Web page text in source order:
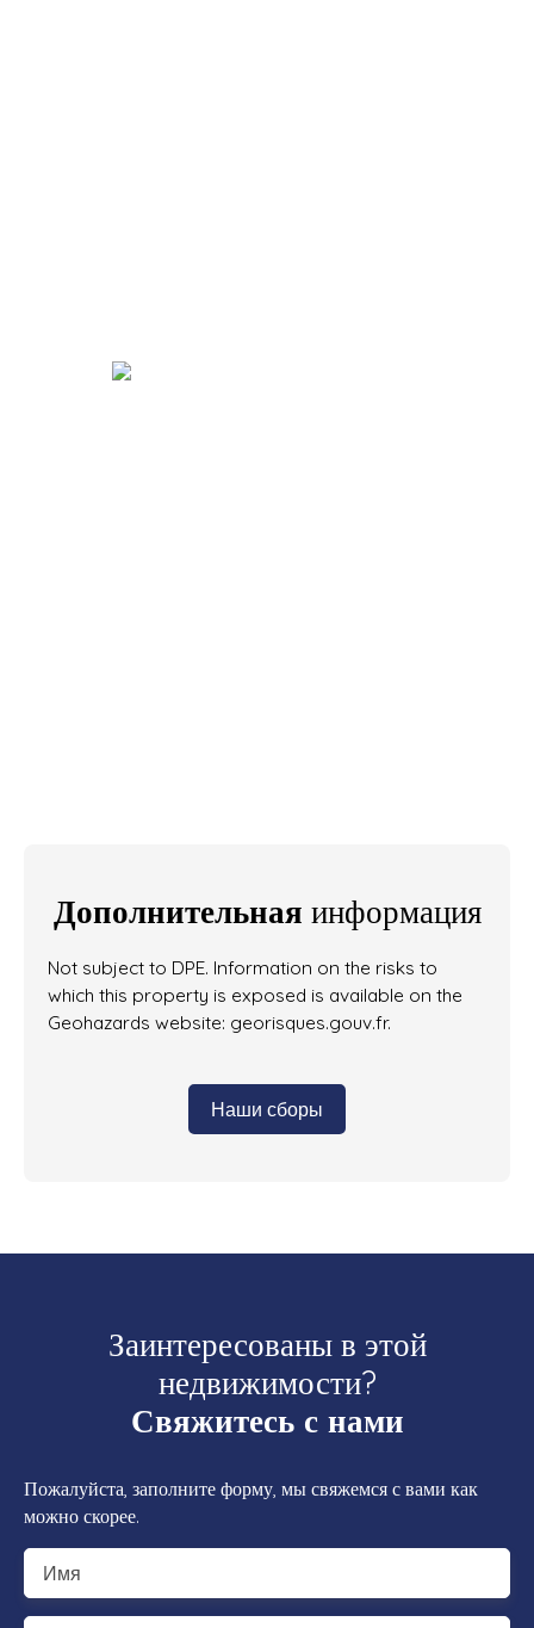
Дополнительная информация
Not subject to DPE. Information on the risks to
which this property is exposed is available on the
Geohazards website: georisques.gouv.fr.
Наши сборы
Заинтересованы в этой
недвижимости?
Свяжитесь с нами
Пожалуйста, заполните форму, мы свяжемся с вами как
можно скорее.
Имя